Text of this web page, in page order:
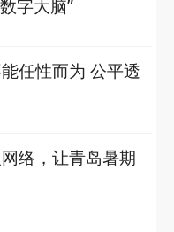
字大脑”
任性而为 公平透
络，让青岛暑期